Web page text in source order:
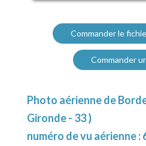
Commander le
Commander
Photo aérienne de
Gironde - 33 )
numéro de vu aérienne :